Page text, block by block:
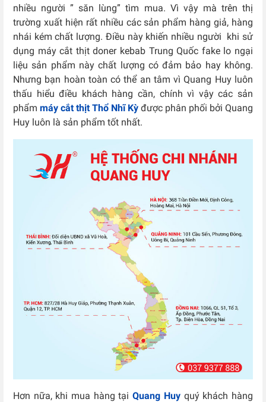
nhiều người ” săn lùng” tìm mua. Vì vậy mà trên thị
trường xuất hiện rất nhiều các sản phẩm hàng giả, hàng
nhái kém chất lượng. Điều này khiến nhiều người khi sử
dụng máy cắt thịt doner kebab Trung Quốc fake lo ngại
liệu sản phẩm này chất lượng có đảm bảo hay không.
Nhưng bạn hoàn toàn có thể an tâm vì Quang Huy luôn
thấu hiểu điều khách hàng cần, chính vì vậy các sản
phẩm máy cắt thịt Thổ Nhĩ Kỳ được phân phối bởi Quang
Huy luôn là sản phẩm tốt nhất.
Hơn nữa, khi mua hàng tạiQuang Huyquý khách hàng